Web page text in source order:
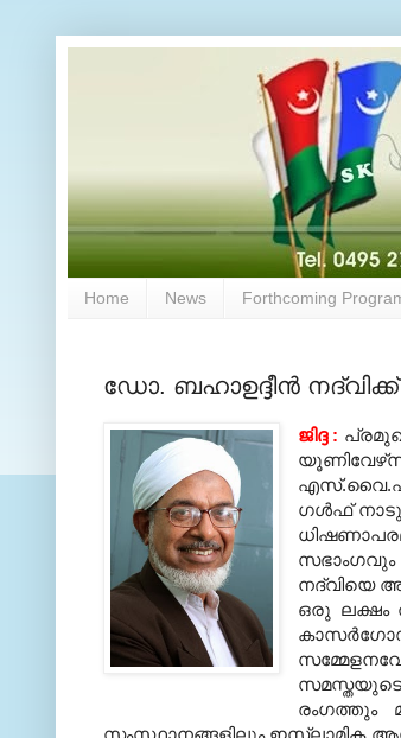
Home News Forthcoming
ഡോ. ബഹാഉദ്ദീന്‍
ജിദ്ദ :
എസ്.വൈ.
ഗള്‍ഫ്
നദ്‌വിയെ
ഒരു
രംഗത്തും
സംസ്ഥാനങ്ങളിലും ഇസ്‌ലാമിക